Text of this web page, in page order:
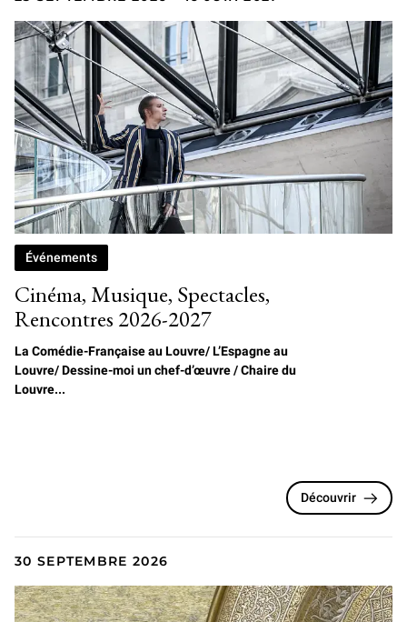
Cinéma, Musique, Spectacles,
Rencontres 2026-2027
Événements
La Comédie-Française au Louvre/L’Espagne au
Louvre/ Dessine-moi un chef-d’œuvre / Chaire du
Louvre...
Découvrir
30 SEPTEMBRE 2026